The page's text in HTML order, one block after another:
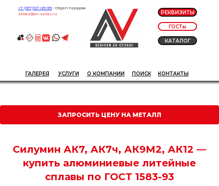
РЕКВИЗИТЫ
ГОСТы
ГАЛЕРЕЯ О КОМПАНИИ ПОИСК
+7 (917)157-09-99 - Отдел продаж
zakaz@av-splav.ru
КАТАЛОГ
УСЛУГИ КОНТАКТЫ
ЗАПРОСИТЬ ЦЕНУ НА МЕТАЛЛ
Силумин АК7, АК7ч, АК9М2, АК12 —
купить алюминиевые литейные
сплавы по ГОСТ 1583-93